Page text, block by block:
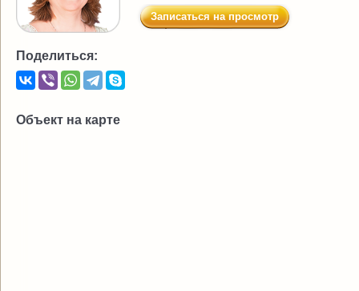
Записаться на просмотр
Поделиться:
Объект на карте